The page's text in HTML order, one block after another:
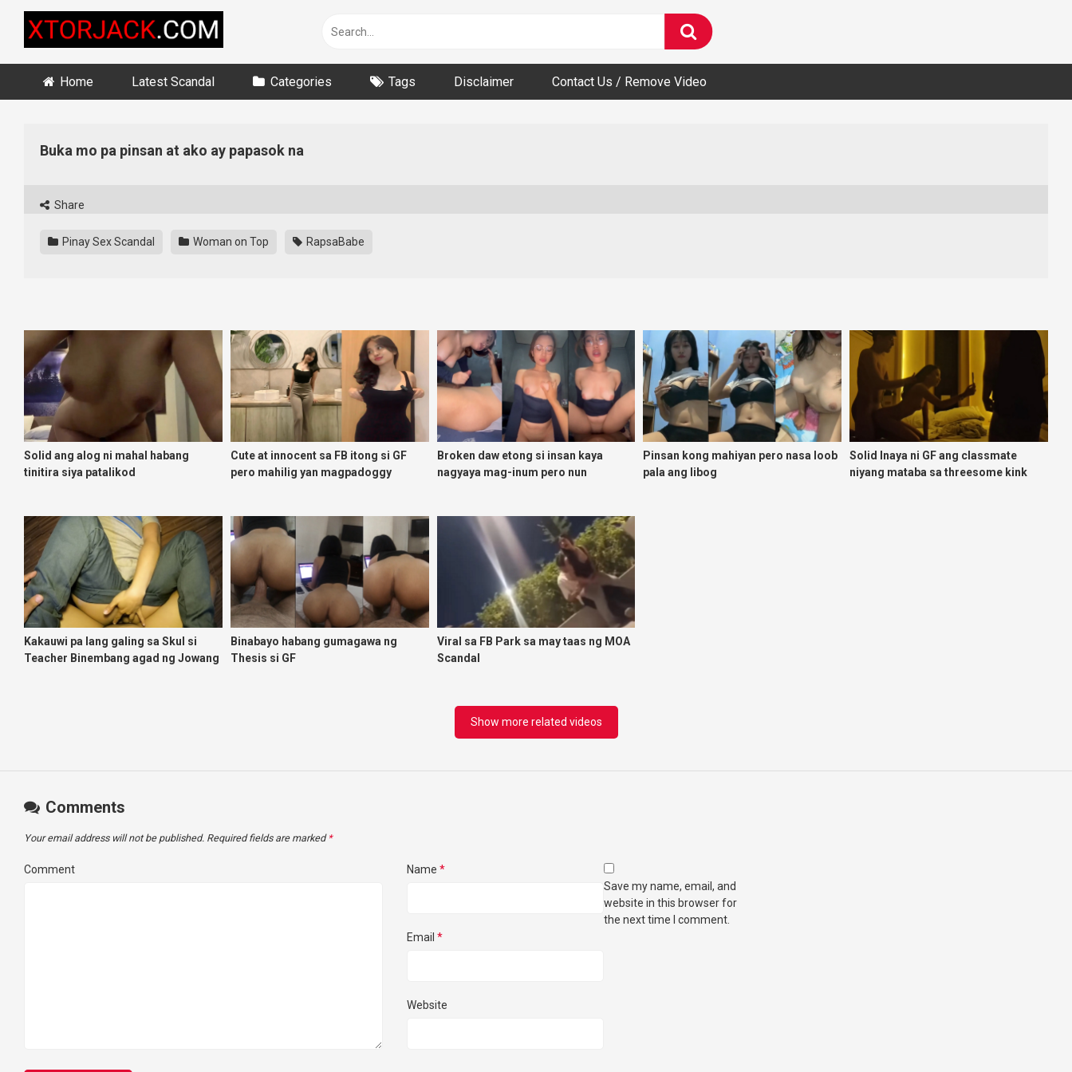
content
Home Latest Scandal Categories Tags Disclaimer Contact Us / Remove Video
Buka mo pa pinsan at ako ay papasok na
Share
Pinay Sex Scandal Woman on Top RapsaBabe
Solid ang alog ni mahal habang
tinitira siya patalikod
Cute at innocent sa FB itong si GF
pero mahilig yan magpadoggy
Broken daw etong si insan kaya
nagyaya mag-inum pero nun
Pinsan kong mahiyan pero nasa loob
pala ang libog
Solid Inaya ni GF ang classmate
niyang mataba sa threesome kink
Kakauwi pa lang galing sa Skul si
Teacher Binembang agad ng Jowang
Binabayo habang gumagawa ng
Thesis si GF
Viral sa FB Park sa may taas ng MOA
Scandal
Show more related videos
Comments
Your email address will not be published. Required fields are marked *
Comment Name *
Email *
Website
Save my name, email, and
website in this browser for
the next time I comment.